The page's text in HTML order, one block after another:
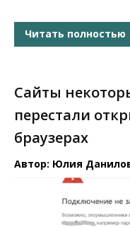
Читать полностью
Сайты
перестали
браузерах
Автор: Юлия